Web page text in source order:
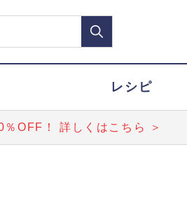
レシピ
％OFF！ 詳しくはこちら ＞